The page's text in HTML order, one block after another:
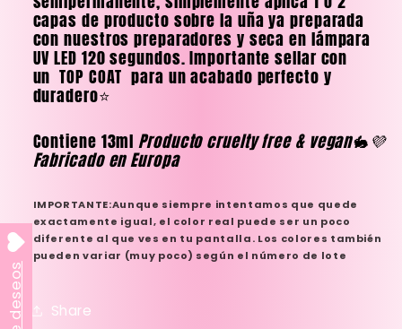
capas de producto sobre la uña ya preparada
con nuestros preparadores y seca en lámpara
UV LED 120 segundos. Importante sellar con
un TOP COAT para un acabado perfecto y
duradero⭐️
Contiene 13mlProducto cruelty free & vegan🐇💜
Fabricado en Europa
IMPORTANTE:Aunque siempre intentamos que quede
exactamente igual, el color real puede ser un poco
diferente al que ves en tu pantalla. Los colores también
pueden variar (muy poco) según el número de lote
Share